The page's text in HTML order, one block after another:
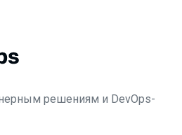
решениям и DevOps-